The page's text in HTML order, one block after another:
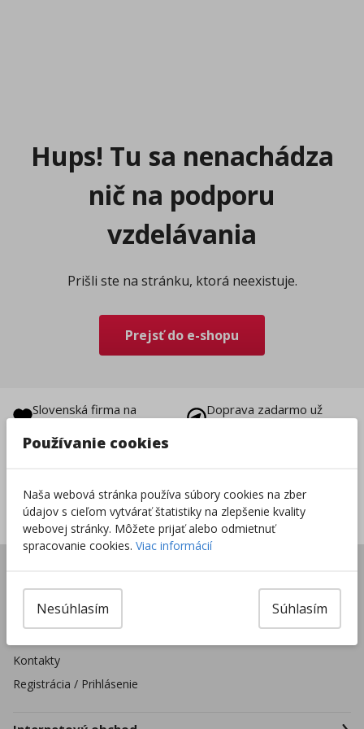
Hups! Tu sa nenachádza
nič na podporu
vzdelávania
Prišli ste na stránku, ktorá neexistuje.
Prejsť do e-shopu
Slovenská firma na
Doprava zadarmo už
Sieť predajní po celej
SR
Predajne
Pre školské zariadenia
Kontakty
Registrácia / Prihlásenie
Používanie cookies
Naša webová stránka používa súbory cookies na zber
údajov s cieľom vytvárať štatistiky na zlepšenie kvality
webovej stránky. Môžete prijať alebo odmietnuť
spracovanie cookies. Viac informácií
Súhlasím
Nesúhlasím